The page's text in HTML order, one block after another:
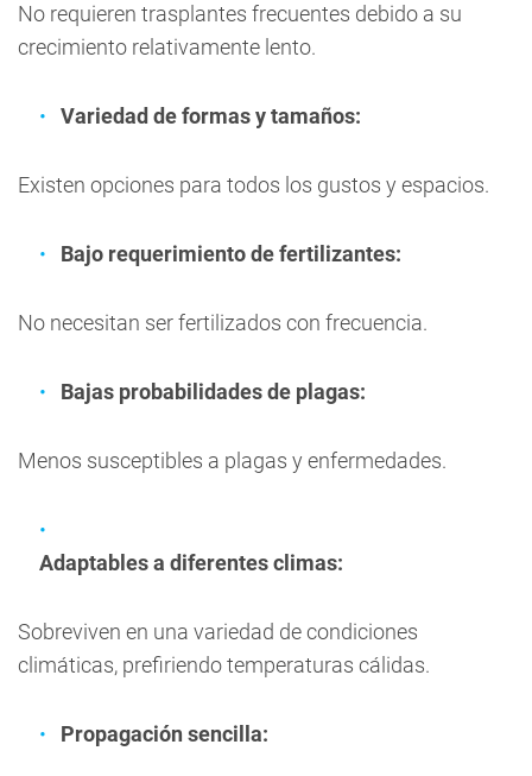
No requieren trasplantes frecuentes debido a su
crecimiento relativamente lento.
Variedad de formas y tamaños:
Existen opciones para todos los gustos y espacios.
Bajo requerimiento de fertilizantes:
No necesitan ser fertilizados con frecuencia.
Bajas probabilidades de plagas:
Menos susceptibles a plagas y enfermedades.
Adaptables a diferentes climas:
Sobreviven en una variedad de condiciones
climáticas, prefiriendo temperaturas cálidas.
Propagación sencilla: